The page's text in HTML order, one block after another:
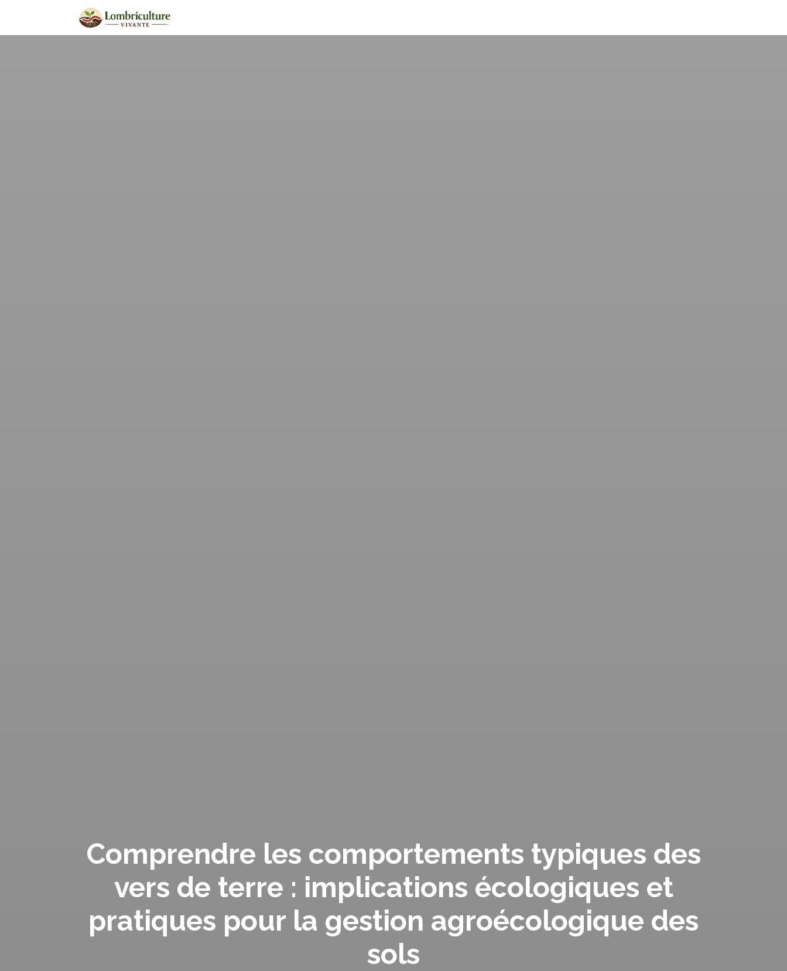
Comprendre les comportements typiques des
vers de terre : implications écologiques et
pratiques pour la gestion agroécologique des
sols